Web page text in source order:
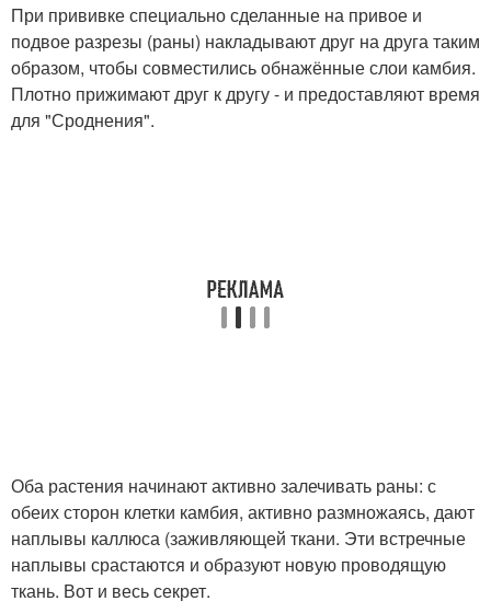
При прививке специально сделанные на привое и
подвое разрезы (раны) накладывают друг на друга таким
образом, чтобы совместились обнажённые слои камбия.
Плотно прижимают друг к другу - и предоставляют время
для "Сроднения".
Оба растения начинают активно залечивать раны: с
обеих сторон клетки камбия, активно размножаясь, дают
наплывы каллюса (заживляющей ткани. Эти встречные
наплывы срастаются и образуют новую проводящую
ткань. Вот и весь секрет.